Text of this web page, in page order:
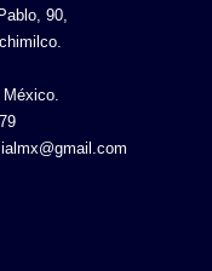
90,
México.